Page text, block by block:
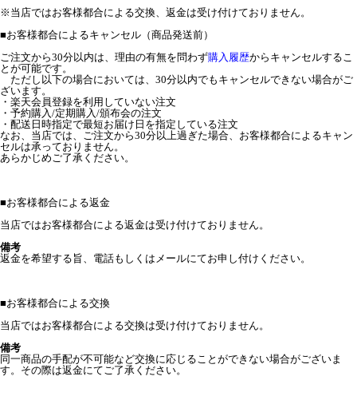
※当店ではお客様都合による交換、返金は受け付けておりません。
■お客様都合によるキャンセル（商品発送前）
ご注文から30分以内は、理由の有無を問わず購入履歴からキャンセルするこ
とが可能です。
ただし以下の場合においては、30分以内でもキャンセルできない場合がご
ざいます。
・楽天会員登録を利用していない注文
・予約購入/定期購入/頒布会の注文
・配送日時指定で最短お届け日を指定している注文
なお、当店では、ご注文から30分以上過ぎた場合、お客様都合によるキャン
セルは承っておりません。
あらかじめご了承ください。
■お客様都合による返金
当店ではお客様都合による返金は受け付けておりません。
備考
返金を希望する旨、電話もしくはメールにてお申し付けください。
■お客様都合による交換
当店ではお客様都合による交換は受け付けておりません。
備考
同一商品の手配が不可能など交換に応じることができない場合がございま
す。その際は返金にてご了承ください。